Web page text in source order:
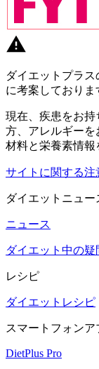
ダイエットプラ
に考案しておりま
現在、疾患をお持
方、アレルギーを
材料と栄養素情報
サイトに関する注
ダイエットニュー
ニュース
ダイエット中の疑
レシピ
ダイエットレシピ
スマートフォンア
DietPlus Pro